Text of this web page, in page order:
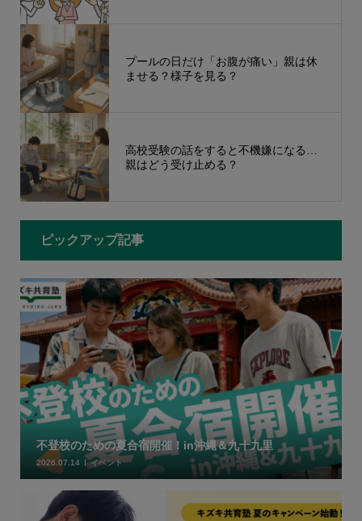
プールの日だけ「お腹が痛い」親は休
ませる？様子を見る？
高校受験の話をすると不機嫌になる…
親はどう受け止める？
ピックアップ記事
不登校のための夏合宿開催！in沖縄＆九十九里
2026.07.14 イベント